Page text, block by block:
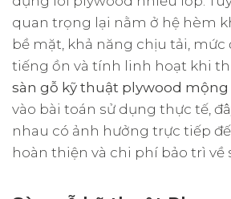
quan trọng lại nằm ở hệ hèm
bề mặt, khả năng chịu tải, mức
tiếng ồn và tính linh hoạt khi
sàn gỗ kỹ thuật plywood mộng
vào bài toán sử dụng thực tế,
nhau có ảnh hưởng trực tiếp
hoàn thiện và chi phí bảo trì về